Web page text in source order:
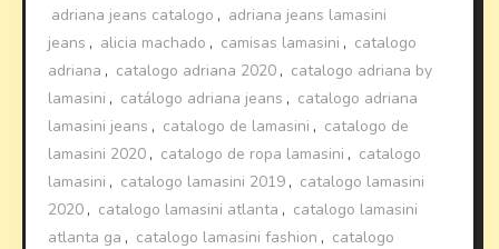
adriana jeans catalogo , adriana jeans lamasini
jeans , alicia machado , camisas lamasini , catalogo
adriana , catalogo adriana 2020 , catalogo adriana by
lamasini , catálogo adriana jeans , catalogo adriana
lamasini jeans , catalogo de lamasini , catalogo de
lamasini 2020 , catalogo de ropa lamasini , catalogo
lamasini , catalogo lamasini 2019 , catalogo lamasini
2020 , catalogo lamasini atlanta , catalogo lamasini
atlanta ga , catalogo lamasini fashion , catalogo